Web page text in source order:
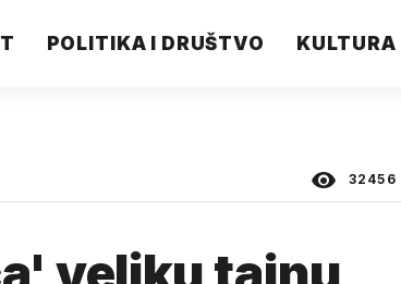
POLITIKA I DRUŠTVO KULTURA
32456